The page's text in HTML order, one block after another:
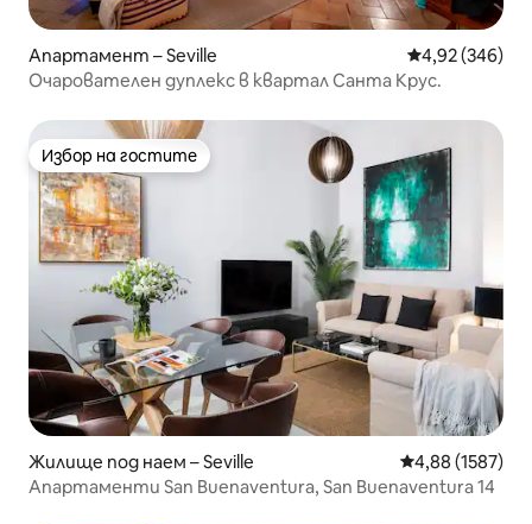
Апартамент – Seville Средна
4,92 (346)
Очарователен дуплекс в квартал Санта Крус.
Избор на гостите
Избор на гостите
Жилище под наем – Seville Средна
4,88 (1587)
Апартаменти San Buenaventura, San Buenaventura 14